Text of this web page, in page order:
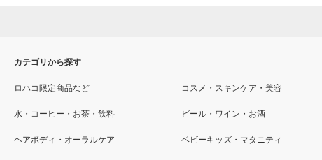
カテゴリから探す
ロハコ限定商品など コスメ・スキンケア・美容
水・コーヒー・お茶・飲料 ビール・ワイン・お酒
ヘアボディ・オーラルケア ベビーキッズ・マタニティ